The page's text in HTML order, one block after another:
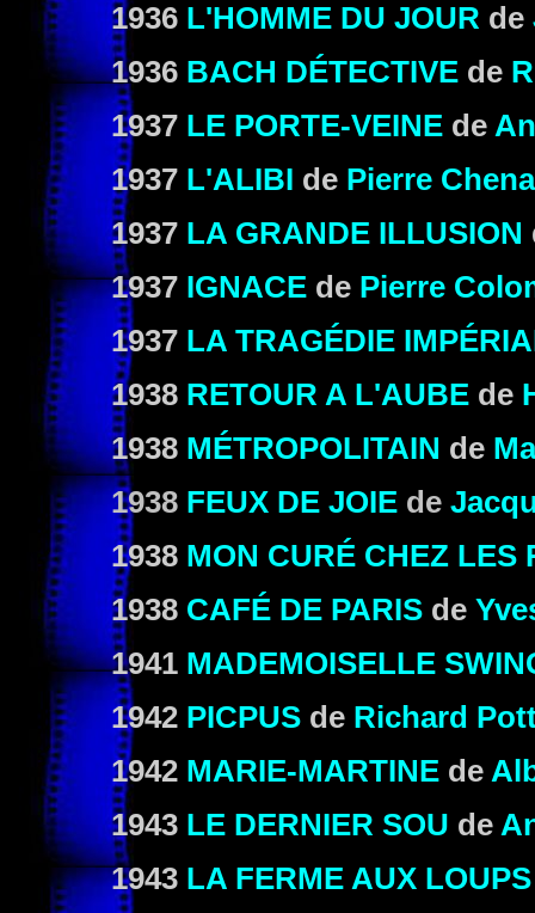
1936 L'HOMME DU JOUR de
1936 BACH DÉTECTIVE de
1937 LE PORTE-VEINE de
1937 L'ALIBI de Pierre
1937 LA GRANDE ILLUSION
1937 IGNACE de Pierre
1937 LA TRAGÉDIE
1938 RETOUR A L'AUBE de
1938 MÉTROPOLITAIN de
1938 FEUX DE JOIE de
1938 MON CURÉ CHEZ LES
1938 CAFÉ DE PARIS de
1941 MADEMOISELLE
1942 PICPUS de Richard
1942 MARIE-MARTINE de
1943 LE DERNIER SOU de
1943 LA FERME AUX LOUPS